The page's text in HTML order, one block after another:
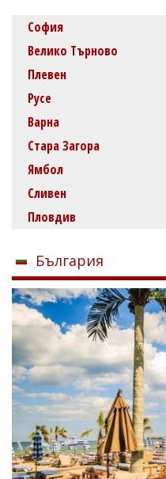
София
Велико Търново
Плевен
Русе
Варна
Стара Загора
Ямбол
Сливен
Пловдив
България